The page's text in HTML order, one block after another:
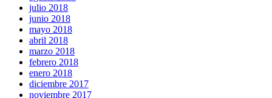
julio 2018
junio 2018
mayo 2018
abril 2018
marzo 2018
febrero 2018
enero 2018
diciembre 2017
noviembre 2017